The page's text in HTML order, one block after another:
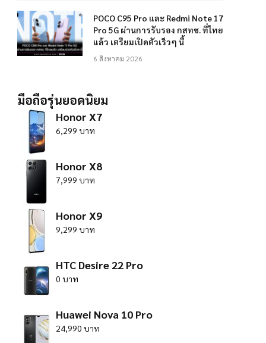
POCO C95 Pro และ Redmi Note 17
Pro 5G ผ่านการรับรอง กสทช. ที่ไทย
แล้ว เตรียมเปิดตัวเร็วๆ นี้
6 สิงหาคม 2026
มือถือรุ่นยอดนิยม
Honor X7
6,299 บาท
Honor X8
7,999 บาท
Honor X9
9,299 บาท
HTC Desire 22 Pro
0 บาท
Huawei Nova 10 Pro
24,990 บาท